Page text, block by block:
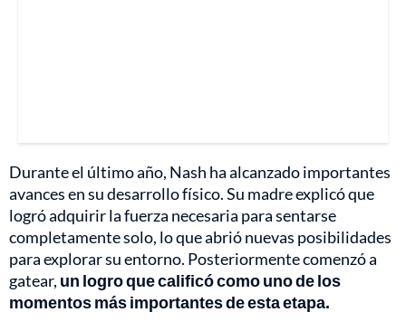
Durante el último año, Nash ha alcanzado importantes
avances en su desarrollo físico. Su madre explicó que
logró adquirir la fuerza necesaria para sentarse
completamente solo, lo que abrió nuevas posibilidades
para explorar su entorno. Posteriormente comenzó a
gatear, un logro que calificó como uno de los
momentos más importantes de esta etapa.